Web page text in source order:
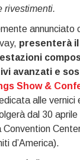
rivestimenti.
annunciato
presenterà il
avanzati e
Show &
alle vernici
dal 30 aprile
d’America).